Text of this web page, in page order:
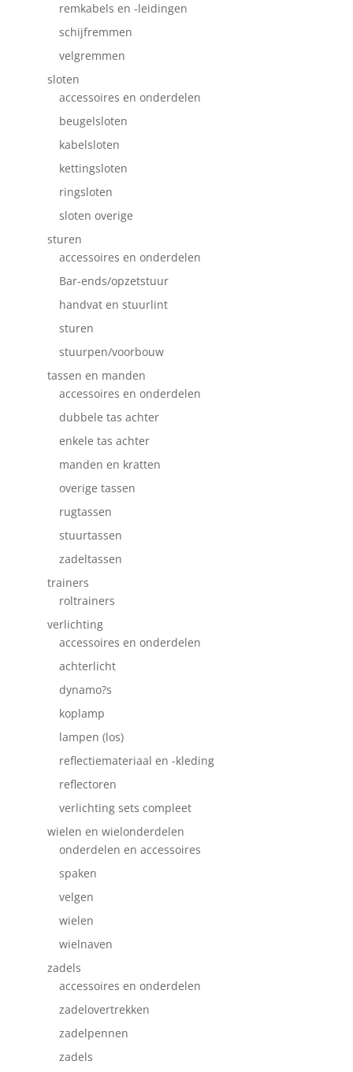
remkabels en -leidingen
schijfremmen
velgremmen
sloten
accessoires en onderdelen
beugelsloten
kabelsloten
kettingsloten
ringsloten
sloten overige
sturen
accessoires en onderdelen
Bar-ends/opzetstuur
handvat en stuurlint
sturen
stuurpen/voorbouw
tassen en manden
accessoires en onderdelen
dubbele tas achter
enkele tas achter
manden en kratten
overige tassen
rugtassen
stuurtassen
zadeltassen
trainers
roltrainers
verlichting
accessoires en onderdelen
achterlicht
dynamo?s
koplamp
lampen (los)
reflectiemateriaal en -kleding
reflectoren
verlichting sets compleet
wielen en wielonderdelen
onderdelen en accessoires
spaken
velgen
wielen
wielnaven
zadels
accessoires en onderdelen
zadelovertrekken
zadelpennen
zadels